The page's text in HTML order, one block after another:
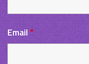
Email*